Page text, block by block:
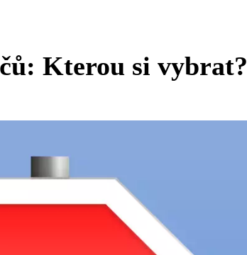
Kterou si vybrat?